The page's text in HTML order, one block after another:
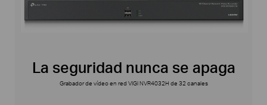
La seguridad nunca se apaga
Grabador de vídeo en red VIGI NVR4032H de 32 canales